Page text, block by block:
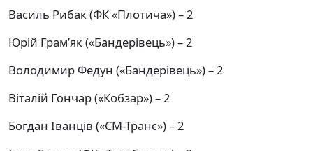
Василь Рибак (ФК «Плотича») – 2
Юрій Грам’як («Бандерівець») – 2
Володимир Федун («Бандерівець») – 2
Віталій Гончар («Кобзар») – 2
Богдан Іванців («СМ-Транс») – 2